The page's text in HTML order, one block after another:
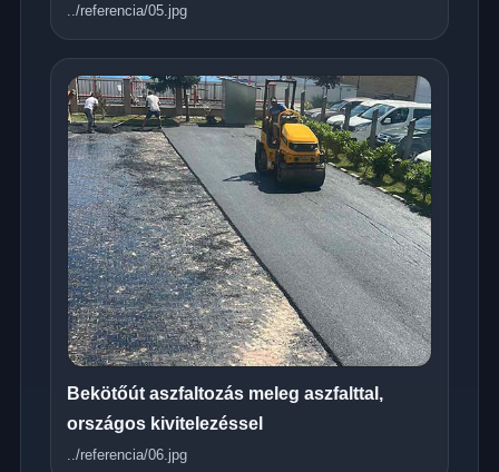
../referencia/05.jpg
Bekötőút aszfaltozás meleg aszfalttal,
országos kivitelezéssel
../referencia/06.jpg